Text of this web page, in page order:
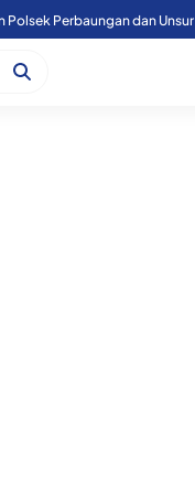
Polsek Perbaungan dan